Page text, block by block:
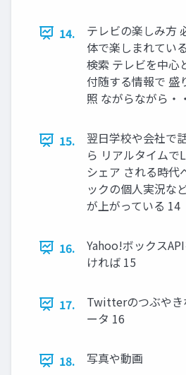
14.
テレビの楽しみ方
体で楽しまれてい
検索 テレビを中心
付随する情報で 盛
照 ながらながら・
15.
翌日学校や会社で
ら リアルタイム
シェア される時代
ックの個人実況な
が上がっている 14
16.
Yahoo!ボックス
ければ 15
17.
Twitterのつぶやき
ータ 16
18. 写真や動画